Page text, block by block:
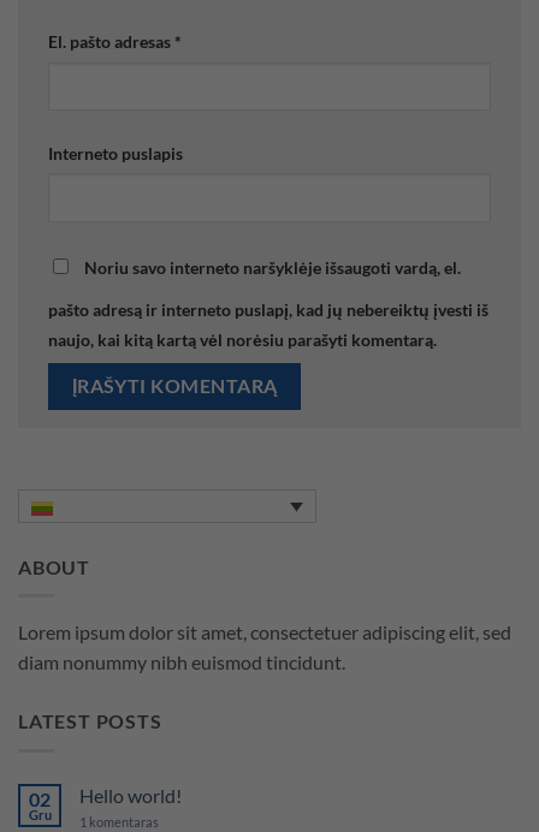
El. pašto adresas *
Interneto puslapis
Noriu savo interneto naršyklėje išsaugoti vardą, el.
pašto adresą ir interneto puslapį, kad jų nebereiktų įvesti iš
naujo, kai kitą kartą vėl norėsiu parašyti komentarą.
ABOUT
Lorem ipsum dolor sit amet, consectetuer adipiscing elit, sed
diam nonummy nibh euismod tincidunt.
LATEST POSTS
02
Gru
Hello world!
1 komentaras